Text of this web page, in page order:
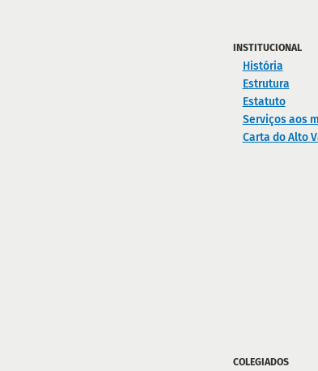
INSTITUCIONAL
História
Estrutura
Estatuto
Serviços aos
Carta do Alto
COLEGIADOS